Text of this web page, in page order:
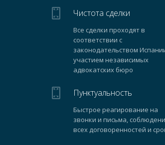
Чистота сделки
Все сделки проходят в
соответствии с
законодательством
участием независимых
адвокатских бюро
Пунктуальность
Быстрое реагирование на
звонки и письма,
всех договоренностей и